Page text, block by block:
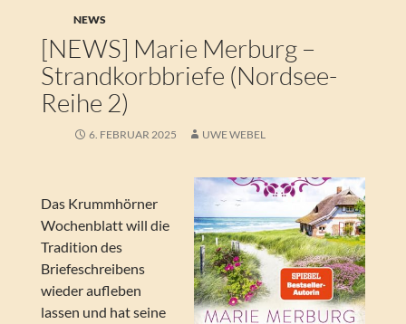
NEWS
[NEWS] Marie Merburg –
Strandkorbbriefe (Nordsee-
Reihe 2)
6. FEBRUAR 2025 UWE WEBEL
Das Krummhörner
Wochenblatt will die
Tradition des
Briefeschreibens
wieder aufleben
lassen und hat seine